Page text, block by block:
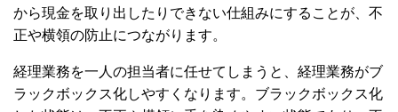
から現金を取り出したりできない仕組みにすることが、不
正や横領の防止につながります。
経理業務を一人の担当者に任せてしまうと、経理業務がブ
ラックボックス化しやすくなります。ブラックボックス化